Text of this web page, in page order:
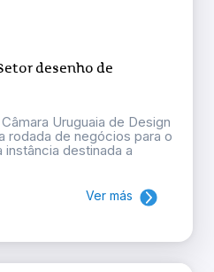
desenho de
Uruguaia de Design
rodada de negócios para o
destinada a
Ver más